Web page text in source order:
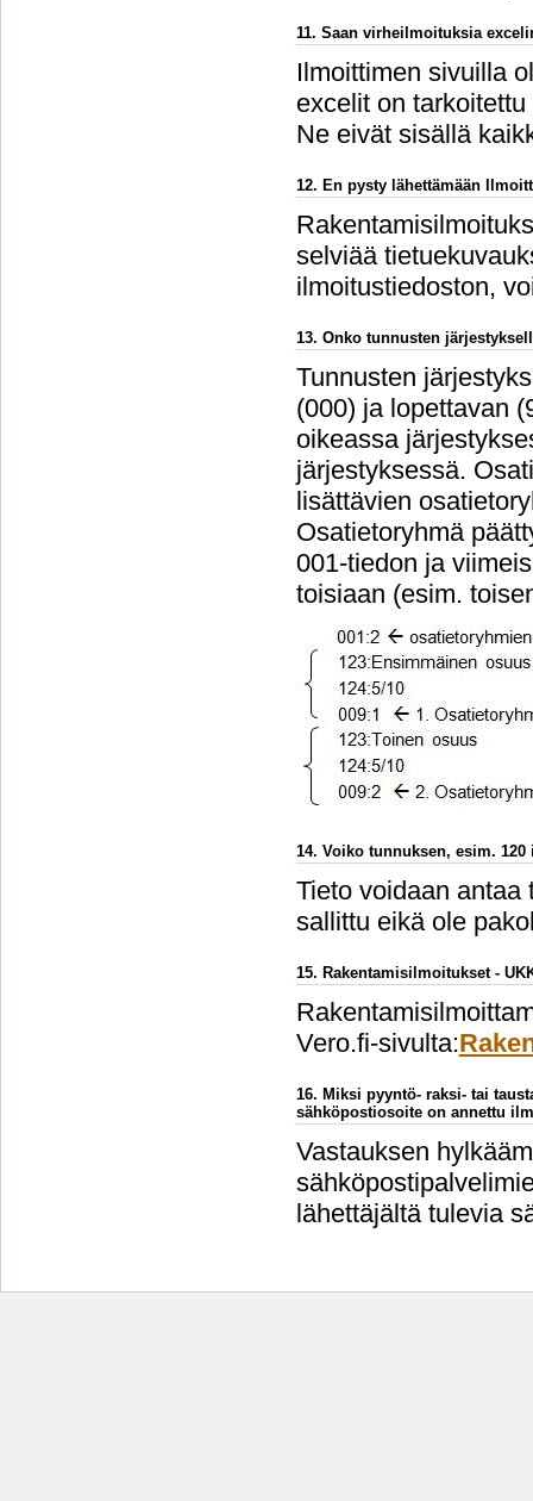
11. Saan virheilmoituksia
Ilmoittimen sivuilla
excelit on
Ne eivät sisällä
12. En pysty lähettämään
selviää
ilmoitustiedoston,
13. Onko tunnusten
Tunnusten
(000) ja lopettavan
oikeassa
järjestyksessä.
lisättävien
Osatietoryhmä
001-tiedon ja
toisiaan (esim.
14. Voiko tunnuksen, esim.
Tieto voidaan
sallittu eikä ole
15. Rakentamisilmoitukset -
Vero.fi-sivulta:
16. Miksi pyyntö- raksi- tai
sähköpostiosoite on annettu
Vastauksen
lähettäjältä tulevia